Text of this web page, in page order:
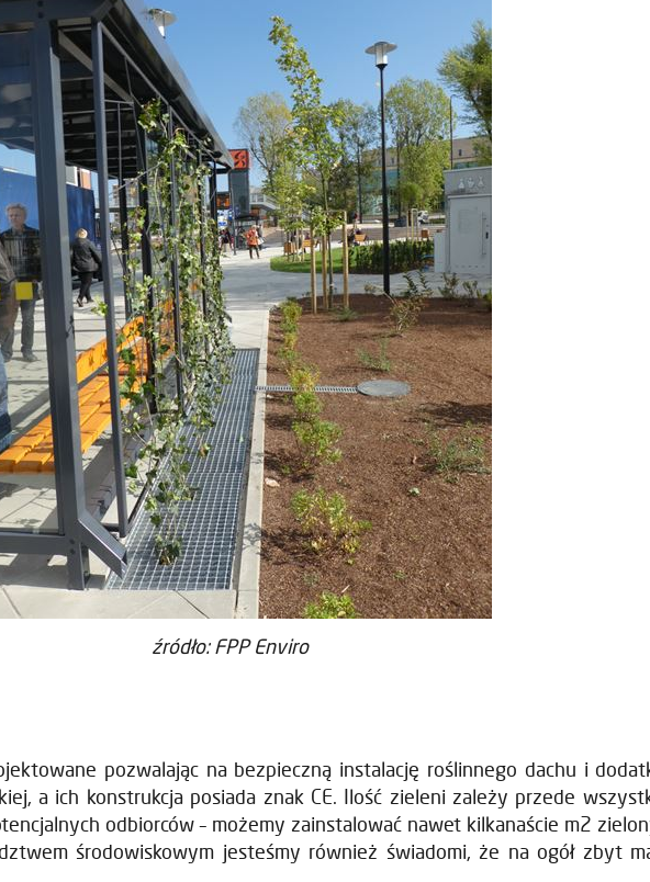
źródło: FPP Enviro
pozwalając na bezpieczną instalację roślinnego dachu i
a ich konstrukcja posiada znak CE. Ilość zieleni zależy przede
odbiorców – możemy zainstalować nawet kilkanaście m2
środowiskowym jesteśmy również świadomi, że na ogół zbyt